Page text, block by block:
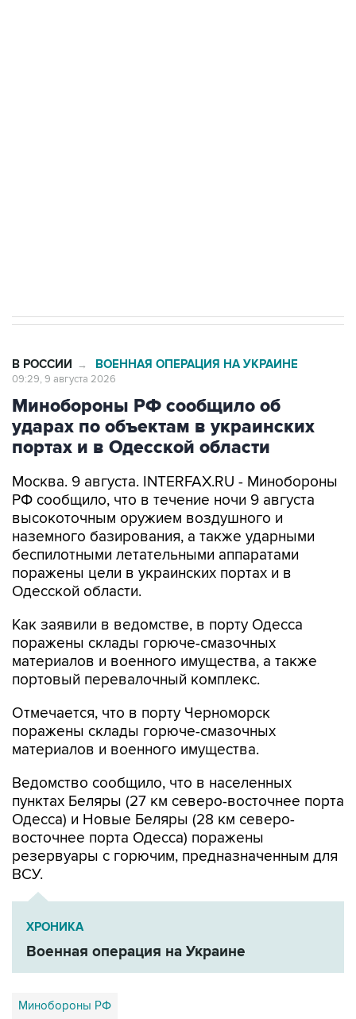
В РОССИИ → ВОЕННАЯ ОПЕРАЦИЯ НА УКРАИНЕ
09:29, 9 августа 2026
Минобороны РФ сообщило об
ударах по объектам в украинских
портах и в Одесской области
Москва. 9 августа. INTERFAX.RU - Минобороны
РФ сообщило, что в течение ночи 9 августа
высокоточным оружием воздушного и
наземного базирования, а также ударными
беспилотными летательными аппаратами
поражены цели в украинских портах и в
Одесской области.
Как заявили в ведомстве, в порту Одесса
поражены склады горюче-смазочных
материалов и военного имущества, а также
портовый перевалочный комплекс.
Отмечается, что в порту Черноморск
поражены склады горюче-смазочных
материалов и военного имущества.
Ведомство сообщило, что в населенных
пунктах Беляры (27 км северо-восточнее порта
Одесса) и Новые Беляры (28 км северо-
восточнее порта Одесса) поражены
резервуары с горючим, предназначенным для
ВСУ.
ХРОНИКА
Военная операция на Украине
Минобороны РФ